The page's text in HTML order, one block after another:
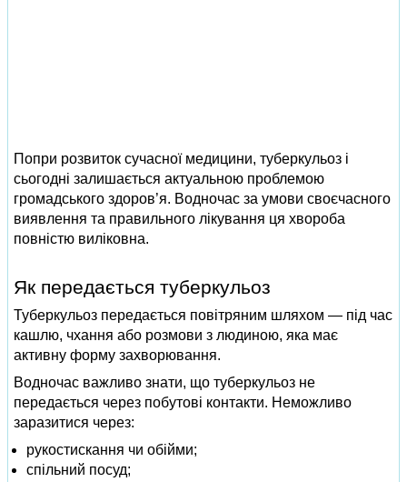
Попри розвиток сучасної медицини, туберкульоз і
сьогодні залишається актуальною проблемою
громадського здоров’я. Водночас за умови своєчасного
виявлення та правильного лікування ця хвороба
повністю виліковна.
Як передається туберкульоз
Туберкульоз передається повітряним шляхом — під час
кашлю, чхання або розмови з людиною, яка має
активну форму захворювання.
Водночас важливо знати, що туберкульоз не
передається через побутові контакти. Неможливо
заразитися через:
рукостискання чи обійми;
спільний посуд;